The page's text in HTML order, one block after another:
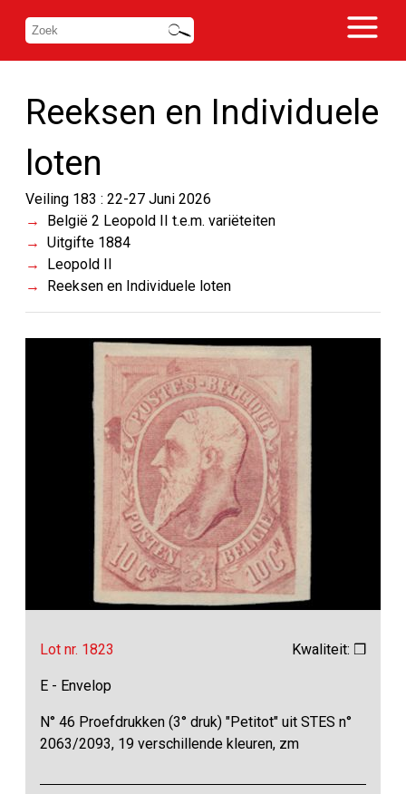
Reeksen en Individuele
loten
Veiling 183 : 22-27 Juni 2026
België 2 Leopold II t.e.m. variëteiten
Uitgifte 1884
Leopold II
Reeksen en Individuele loten
Lot nr. 1823 Kwaliteit: ❒
E - Envelop
N° 46 Proefdrukken (3° druk) "Petitot" uit STES n°
2063/2093, 19 verschillende kleuren, zm